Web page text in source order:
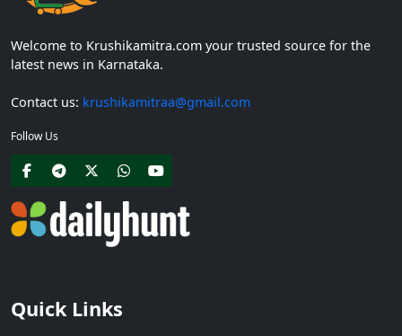
Welcome to Krushikamitra.com your trusted source for the
latest news in Karnataka.
Contact us: krushikamitraa@gmail.com
Follow Us
Quick Links